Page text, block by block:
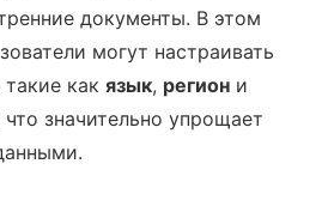
документы. В этом
могут настраивать
как язык, регион и
что значительно упрощает